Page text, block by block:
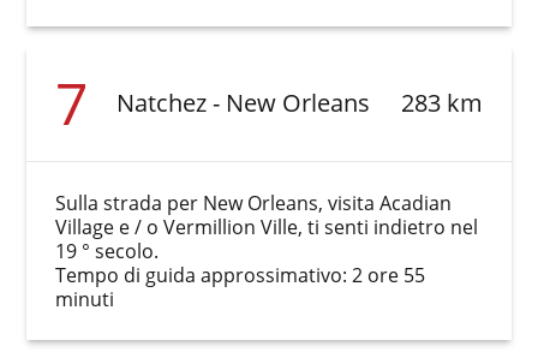
7 Natchez - New Orleans 283 km
Sulla strada per New Orleans, visita Acadian
Village e / o Vermillion Ville, ti senti indietro nel
19 ° secolo.
Tempo di guida approssimativo: 2 ore 55
minuti